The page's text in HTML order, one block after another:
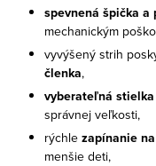
spevnená špička a
mechanickým
vyvýšený strih
členka,
vyberateľná stielka
správnej veľkosti,
rýchle zapínanie
menšie deti,